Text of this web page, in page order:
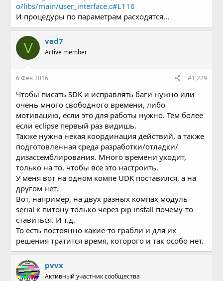
o/libs/main/user_interface.c#L116
И процедуры по параметрам расходятся...
V vad7
Active member
6 Фев 2016 #1,229
Чтобы писать SDK и исправлять баги нужно или
очень много свободного времени, либо
мотивацию, если это для работы нужно. Тем более
если eclipse первый раз видишь.
Также нужна некая координация действий, а также
подготовленная среда разработки/отладки/
дизассемблирования. Много времени уходит,
только на то, чтобы все это настроить.
У меня вот на одном компе UDK поставился, а на
другом нет.
Вот, например, на двух разных компах модуль
serial к питону только через pip install почему-то
ставиться. И т.д.
То есть постоянно какие-то грабли и для их
решения тратится время, которого и так особо нет.
pvvx
Активный участник сообщества